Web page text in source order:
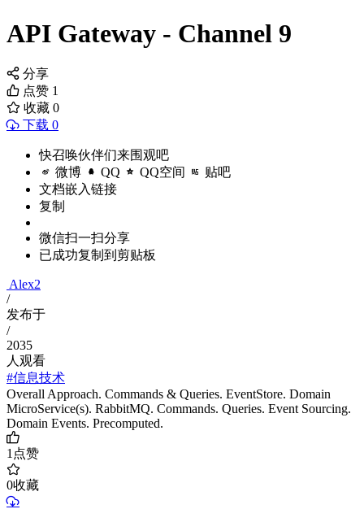
API Gateway - Channel 9
分享
点赞 1
收藏 0
下载 0
快召唤伙伴们来围观吧
微博 QQ QQ空间 贴吧
文档嵌入链接
复制
微信扫一扫分享
已成功复制到剪贴板
Alex2
/
发布于
/
2035
人观看
#信息技术
Overall Approach. Commands & Queries. EventStore. Domain
MicroService(s). RabbitMQ. Commands. Queries. Event Sourcing.
Domain Events. Precomputed.
1点赞
0收藏